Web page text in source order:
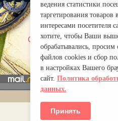
О нас |
ведения статистики
таргетирования товаров
интересами посетителя
хотите, чтобы Ваши
обрабатывались, просим
файлов cookies и сбор
в настройках Вашего
сайт. Политика
данных.
Принять